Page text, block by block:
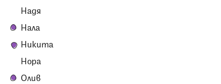
Надя
Нала
Никита
Нора
Олив